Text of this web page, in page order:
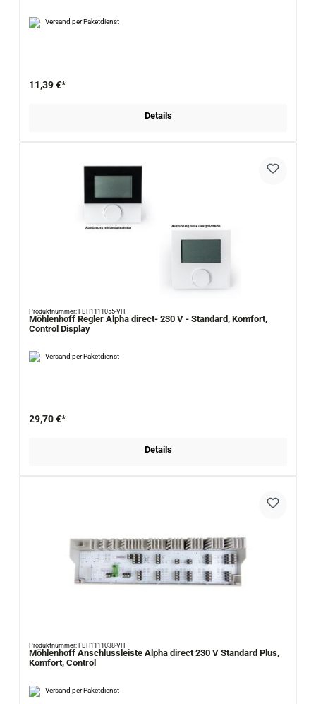
Versand per Paketdienst
11,39 €*
Details
Produktnummer: FBH1111055-VH
Möhlenhoff Regler Alpha direct- 230 V - Standard, Komfort,
Control Display
Versand per Paketdienst
29,70 €*
Details
Produktnummer: FBH1111038-VH
Möhlenhoff Anschlussleiste Alpha direct 230 V Standard Plus,
Komfort, Control
Versand per Paketdienst